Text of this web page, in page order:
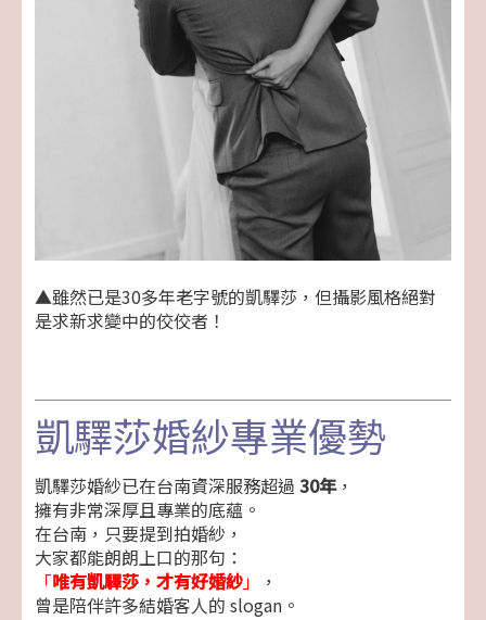
▲雖然已是30多年老字號的凱驛莎，但攝影風格絕對
是求新求變中的佼佼者！
凱驛莎婚紗專業優勢
凱驛莎婚紗已在台南資深服務超過 30年，
擁有非常深厚且專業的底蘊。
在台南，只要提到拍婚紗，
大家都能朗朗上口的那句：
「唯有凱驛莎，才有好婚紗」
，
曾是陪伴許多結婚客人的 slogan。